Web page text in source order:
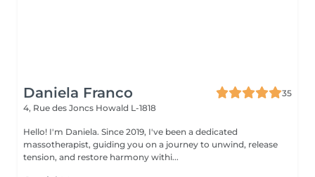
Daniela Franco
35
4, Rue des Joncs Howald L-1818
Hello! I'm Daniela. Since 2019, I've been a dedicated
massotherapist, guiding you on a journey to unwind, release
tension, and restore harmony withi...